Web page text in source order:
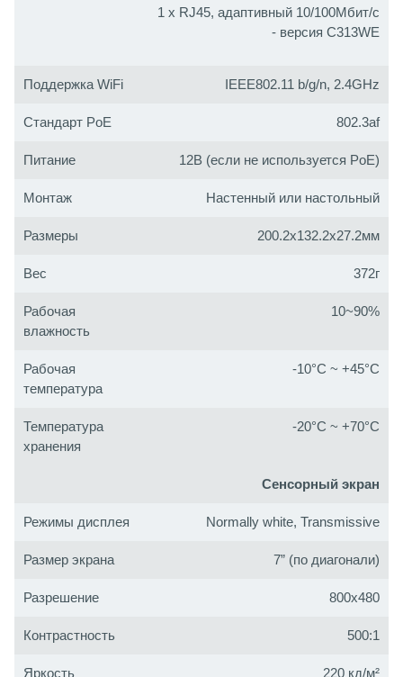
1 x RJ45, адаптивный 10/100Мбит/с
- версия C313WE
Поддержка WiFi IEEE802.11 b/g/n, 2.4GHz
Стандарт PoE 802.3af
Питание 12В (если не используется PoE)
Монтаж Настенный или настольный
Размеры 200.2x132.2x27.2мм
Вес 372г
Рабочая
влажность
10~90%
Рабочая
температура
-10°C ~ +45°C
Температура
хранения
-20°C ~ +70°C
Сенсорный экран
Режимы дисплея Normally white, Transmissive
Размер экрана 7” (по диагонали)
Разрешение 800x480
Контрастность 500:1
Яркость 220 кд/м²